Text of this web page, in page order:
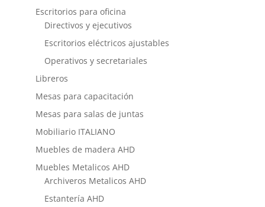
Escritorios para oficina
Directivos y ejecutivos
Escritorios eléctricos ajustables
Operativos y secretariales
Libreros
Mesas para capacitación
Mesas para salas de juntas
Mobiliario ITALIANO
Muebles de madera AHD
Muebles Metalicos AHD
Archiveros Metalicos AHD
Estantería AHD